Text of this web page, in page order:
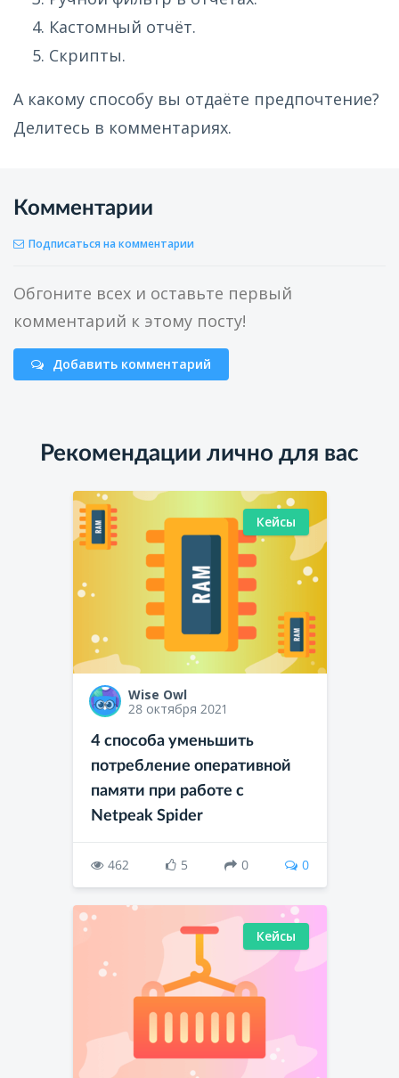
Кастомный отчёт.
Скрипты.
А какому способу вы отдаёте предпочтение?
Делитесь в комментариях.
Комментарии
Подписаться на комментарии
Обгоните всех и оставьте первый
комментарий к этому посту!
Добавить комментарий
Рекомендации лично для вас
Кейсы
Wise Owl
28 октября 2021
4 способа уменьшить
потребление оперативной
памяти при работе с
Netpeak Spider
462 5 0 0
Кейсы